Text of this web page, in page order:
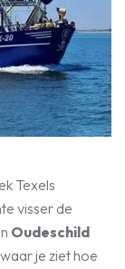
Texels
visser de
Oudeschild
je ziet hoe